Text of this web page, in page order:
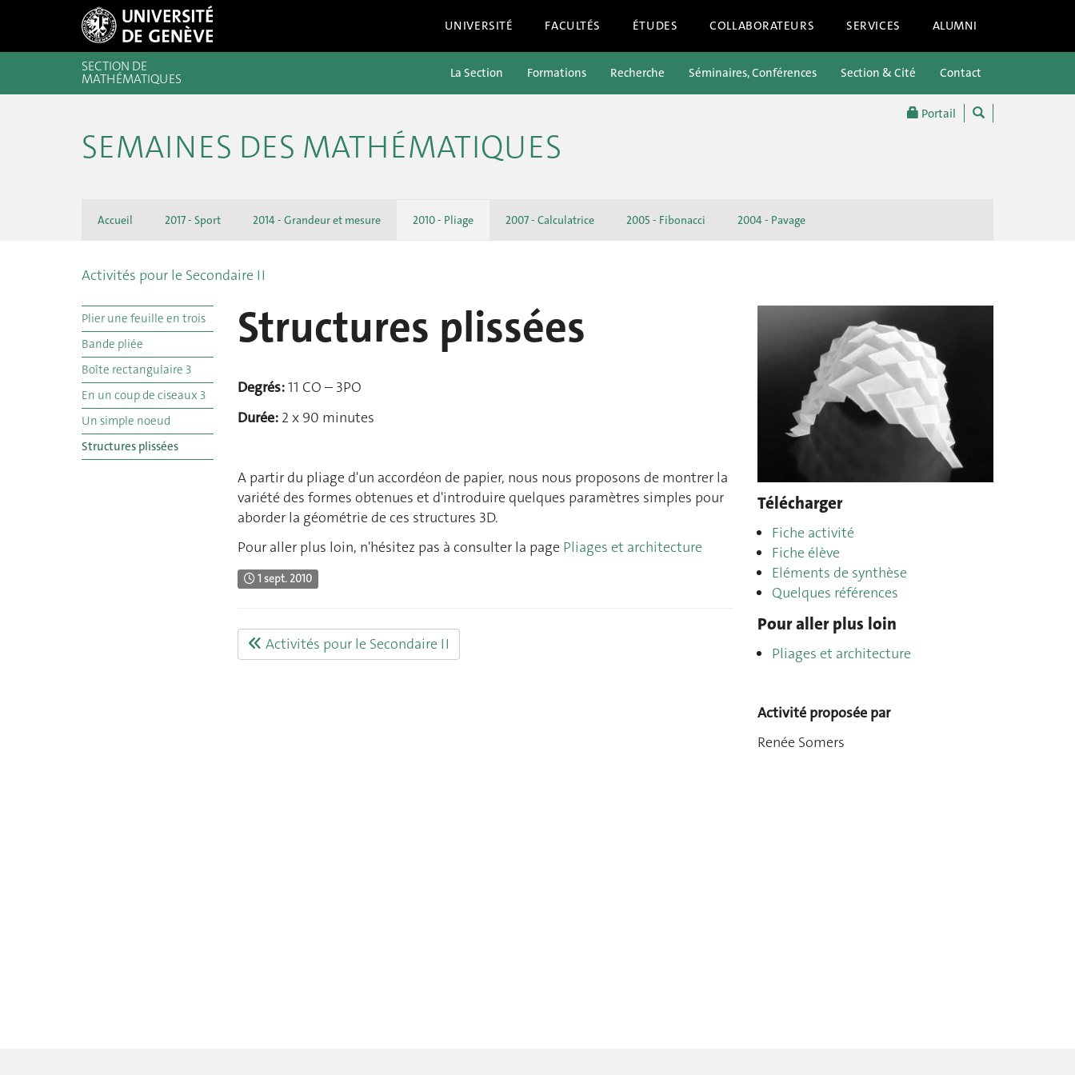
UNIVERSITÉ FACULTÉS ÉTUDES COLLABORATEURS SERVICES ALUMNI
Portail
SECTION DE
MATHÉMATIQUES La Section Formations Recherche Séminaires, Conférences Section & Cité Contact
SEMAINES DES MATHÉMATIQUES
Accueil 2017 - Sport 2014 - Grandeur et mesure 2010 - Pliage 2007 - Calculatrice 2005 - Fibonacci 2004 - Pavage
Activités pour le Secondaire II
Plier une feuille en trois
Bande pliée
Boîte rectangulaire 3
En un coup de ciseaux 3
Un simple noeud
Structures plissées
Structures plissées
Degrés:11 CO – 3PO
Durée: 2 x 90 minutes
A partir du pliage d'un accordéon de papier, nous nous proposons de montrer la
variété des formes obtenues et d'introduire quelques paramètres simples pour
aborder la géométrie de ces structures 3D.
Pour aller plus loin, n'hésitez pas à consulter la page Pliages et architecture
1 sept. 2010
Activités pour le Secondaire II
Télécharger
Fiche activité
Fiche élève
Eléments de synthèse
Quelques références
Pour aller plus loin
Pliages et architecture
Activité proposée par
Renée Somers